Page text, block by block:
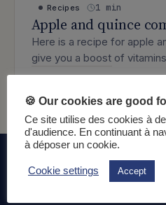
Recipes 1 min
Apple and quince
Here is a recipe for apple
give you a boost of
: Apple and
🍪 Our cookies are good
Ce site utilise des cookies à
d'audience. En continuant à
à déposer un cookie.
Cookie settings Accept